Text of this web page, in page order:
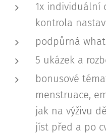
1x individuální
kontrola
podpůrná
5 ukázek a
bonusové
menstruace,
jak na výživu
jíst před a po